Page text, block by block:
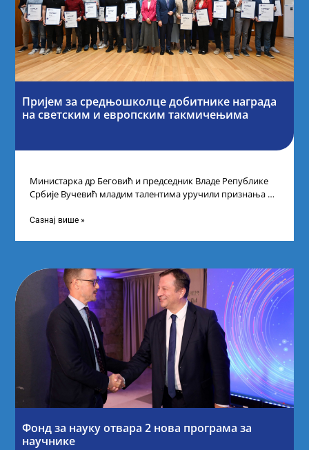
Пријем за средњошколце добитнике награда
на светским и европским такмичењима
Министарка др Беговић и председник Владе Републике
Србије Вучевић младим талентима уручили признања У
Сазнај више »
Фонд за науку отвара 2 нова програма за
научнике